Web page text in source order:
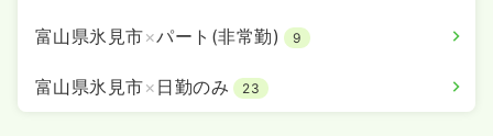
富山県氷見市×パート(非常勤) 9
富山県氷見市× 日勤のみ 23